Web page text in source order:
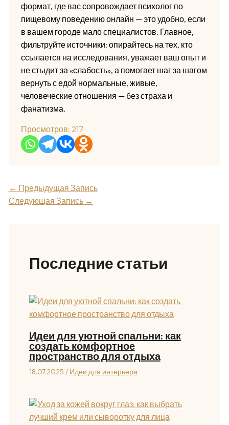
формат, где вас сопровождает психолог по
пищевому поведению онлайн — это удобно, если
в вашем городе мало специалистов. Главное,
фильтруйте источники: опирайтесь на тех, кто
ссылается на исследования, уважает ваш опыт и
не стыдит за «слабость», а помогает шаг за шагом
вернуть с едой нормальные, живые,
человеческие отношения — без страха и
фанатизма.
Просмотров: 217
← Предыдущая Запись
Следующая Запись →
Последние статьи
Идеи для уютной спальни: как
создать комфортное
пространство для отдыха
18.07.2025 / Идеи для интерьера